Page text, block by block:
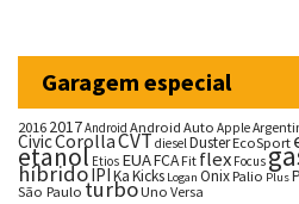
Garagem especial
20162017Android Android Auto Apple
CivicCorollaCVTdiesel DusterEcoSport
etanol Etios EUAFCA Fit flex Focus
híbridoIPIKaKicks Logan OnixPalio Plus
São Paulo turboUno Versa